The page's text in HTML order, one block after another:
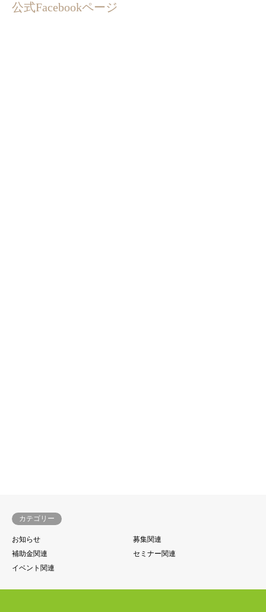
公式Facebookページ
カテゴリー
お知らせ
募集関連
補助金関連
セミナー関連
イベント関連